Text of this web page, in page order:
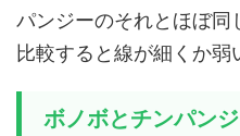
パンジーのそれとほぼ同
比較すると線が細くか弱
ボノボとチンパン